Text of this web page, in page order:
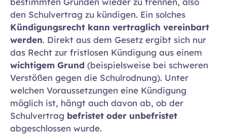
den Schulvertrag zu kündigen. Ein solches
Kündigungsrecht kann vertraglich vereinbart
werden. Direkt aus dem Gesetz ergibt sich nur
das Recht zur fristlosen Kündigung aus einem
wichtigem Grund (beispielsweise bei schweren
Verstößen gegen die Schulrodnung). Unter
welchen Voraussetzungen eine Kündigung
möglich ist, hängt auch davon ab, ob der
Schulvertrag befristet oder unbefristet
abgeschlossen wurde.